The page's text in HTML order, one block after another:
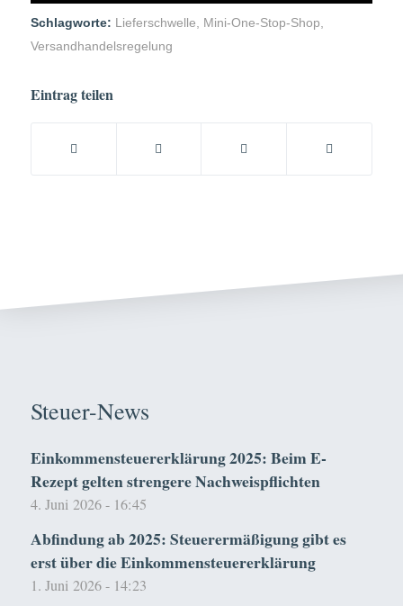
Schlagworte: Lieferschwelle Mini-One-Stop-Shop
Versandhandelsregelung
Eintrag teilen
Steuer-News
Einkommensteuererklärung 2025: Beim E-
Rezept gelten strengere Nachweispflichten
4. Juni 2026 - 16:45
Abfindung ab 2025: Steuerermäßigung gibt es
erst über die Einkommensteuererklärung
1. Juni 2026 - 14:23